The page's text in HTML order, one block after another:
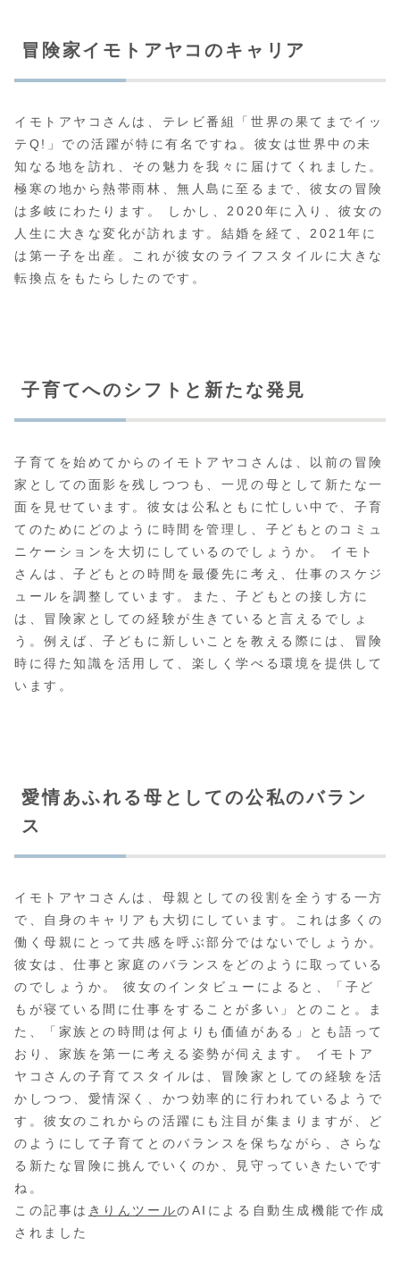
冒険家イモトアヤコのキャリア
イモトアヤコさんは、テレビ番組「世界の果てまでイッ
テQ!」での活躍が特に有名ですね。彼女は世界中の未
知なる地を訪れ、その魅力を我々に届けてくれました。
極寒の地から熱帯雨林、無人島に至るまで、彼女の冒険
は多岐にわたります。 しかし、2020年に入り、彼女の
人生に大きな変化が訪れます。結婚を経て、2021年に
は第一子を出産。これが彼女のライフスタイルに大きな
転換点をもたらしたのです。
子育てへのシフトと新たな発見
子育てを始めてからのイモトアヤコさんは、以前の冒険
家としての面影を残しつつも、一児の母として新たな一
面を見せています。彼女は公私ともに忙しい中で、子育
てのためにどのように時間を管理し、子どもとのコミュ
ニケーションを大切にしているのでしょうか。 イモト
さんは、子どもとの時間を最優先に考え、仕事のスケジ
ュールを調整しています。また、子どもとの接し方に
は、冒険家としての経験が生きていると言えるでしょ
う。例えば、子どもに新しいことを教える際には、冒険
時に得た知識を活用して、楽しく学べる環境を提供して
います。
愛情あふれる母としての公私のバラン
ス
イモトアヤコさんは、母親としての役割を全うする一方
で、自身のキャリアも大切にしています。これは多くの
働く母親にとって共感を呼ぶ部分ではないでしょうか。
彼女は、仕事と家庭のバランスをどのように取っている
のでしょうか。 彼女のインタビューによると、「子ど
もが寝ている間に仕事をすることが多い」とのこと。ま
た、「家族との時間は何よりも価値がある」とも語って
おり、家族を第一に考える姿勢が伺えます。 イモトア
ヤコさんの子育てスタイルは、冒険家としての経験を活
かしつつ、愛情深く、かつ効率的に行われているようで
す。彼女のこれからの活躍にも注目が集まりますが、ど
のようにして子育てとのバランスを保ちながら、さらな
る新たな冒険に挑んでいくのか、見守っていきたいです
ね。
この記事は きりんツールのAIによる自動生成機能で作成
されました